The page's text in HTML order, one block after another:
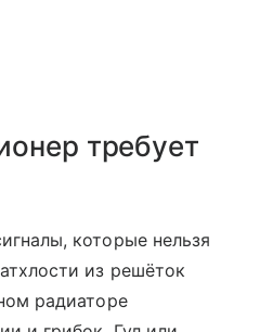
требует
которые нельзя
из решёток
радиаторе